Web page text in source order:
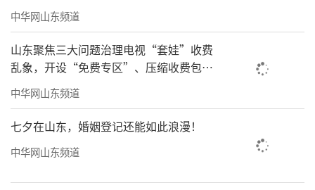
中华网山东频道
山东聚焦三大问题治理电视“套娃”收费
乱象，开设“免费专区”、压缩收费包比
例70%以上
中华网山东频道
七夕在山东，婚姻登记还能如此浪漫！
中华网山东频道